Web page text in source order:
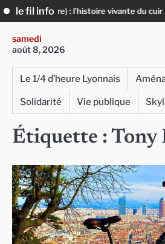
Skip
to
content
le fil infovivante du cuir « Un sur un
samedi
août 8, 2026
Le 1/4 d’heure Lyonnais
Solidarité
Vie publique
Étiquette : Tony